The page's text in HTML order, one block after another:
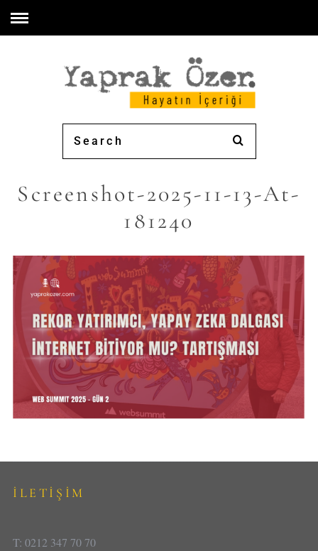
Screenshot-2025-11-13-At-
181240
İLETİŞİM
T: 0212 347 70 70